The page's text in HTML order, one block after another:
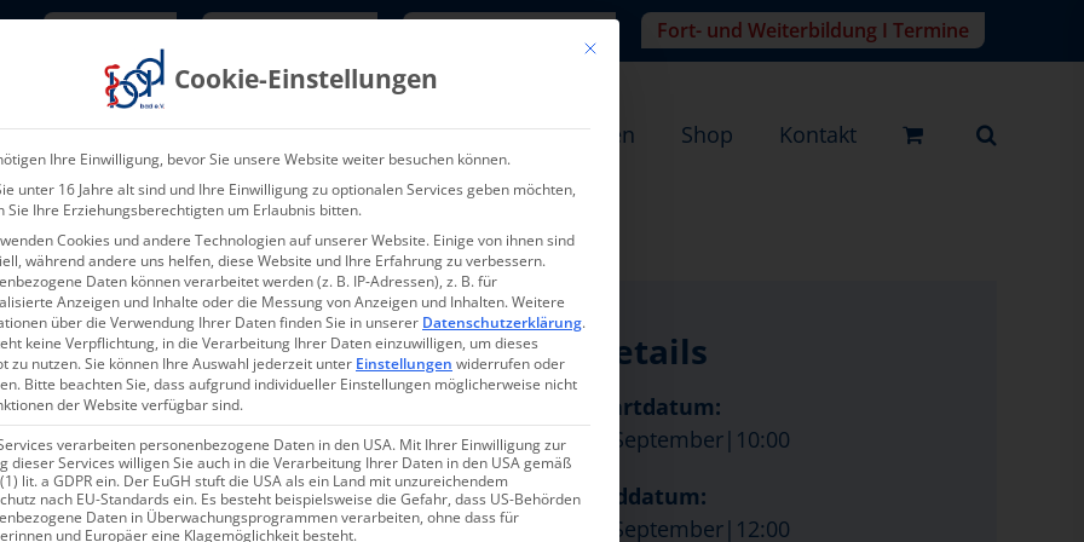
Fort- und Weiterbildung I Termine
Über uns Aktuelles & Presse Leistungen Shop Kontakt
Details
Startdatum:
8. September|10:00
Enddatum:
8. September|12:00
Mit diesem Button wird der Dialog geschlossen. Seine Funktionalität ist
Cookie-Einstellungen
Ihre Einwilligung, bevor Sie unsere Website weiter besuchen können.
unter 16 Jahre alt sind und Ihre Einwilligung zu optionalen Services geben möchten,
Sie Ihre Erziehungsberechtigten um Erlaubnis bitten.
Cookies und andere Technologien auf unserer Website. Einige von ihnen sind
während andere uns helfen, diese Website und Ihre Erfahrung zu verbessern.
Daten können verarbeitet werden (z. B. IP-Adressen), z. B. für
Anzeigen und Inhalte oder die Messung von Anzeigen und Inhalten.Weitere
über die Verwendung Ihrer Daten finden Sie in unserer Datenschutzerklärung.
keine Verpflichtung, in die Verarbeitung Ihrer Daten einzuwilligen, um dieses
zu nutzen.Sie können Ihre Auswahl jederzeit unter Einstellungen widerrufen oder
Bitte beachten Sie, dass aufgrund individueller Einstellungen möglicherweise nicht
der Website verfügbar sind.
verarbeiten personenbezogene Daten in den USA. Mit Ihrer Einwilligung zur
dieser Services willigen Sie auch in die Verarbeitung Ihrer Daten in den USA gemäß
lit. a GDPR ein. Der EuGH stuft die USA als ein Land mit unzureichendem
nach EU-Standards ein. Es besteht beispielsweise die Gefahr, dass US-Behörden
Daten in Überwachungsprogrammen verarbeiten, ohne dass für
und Europäer eine Klagemöglichkeit besteht.